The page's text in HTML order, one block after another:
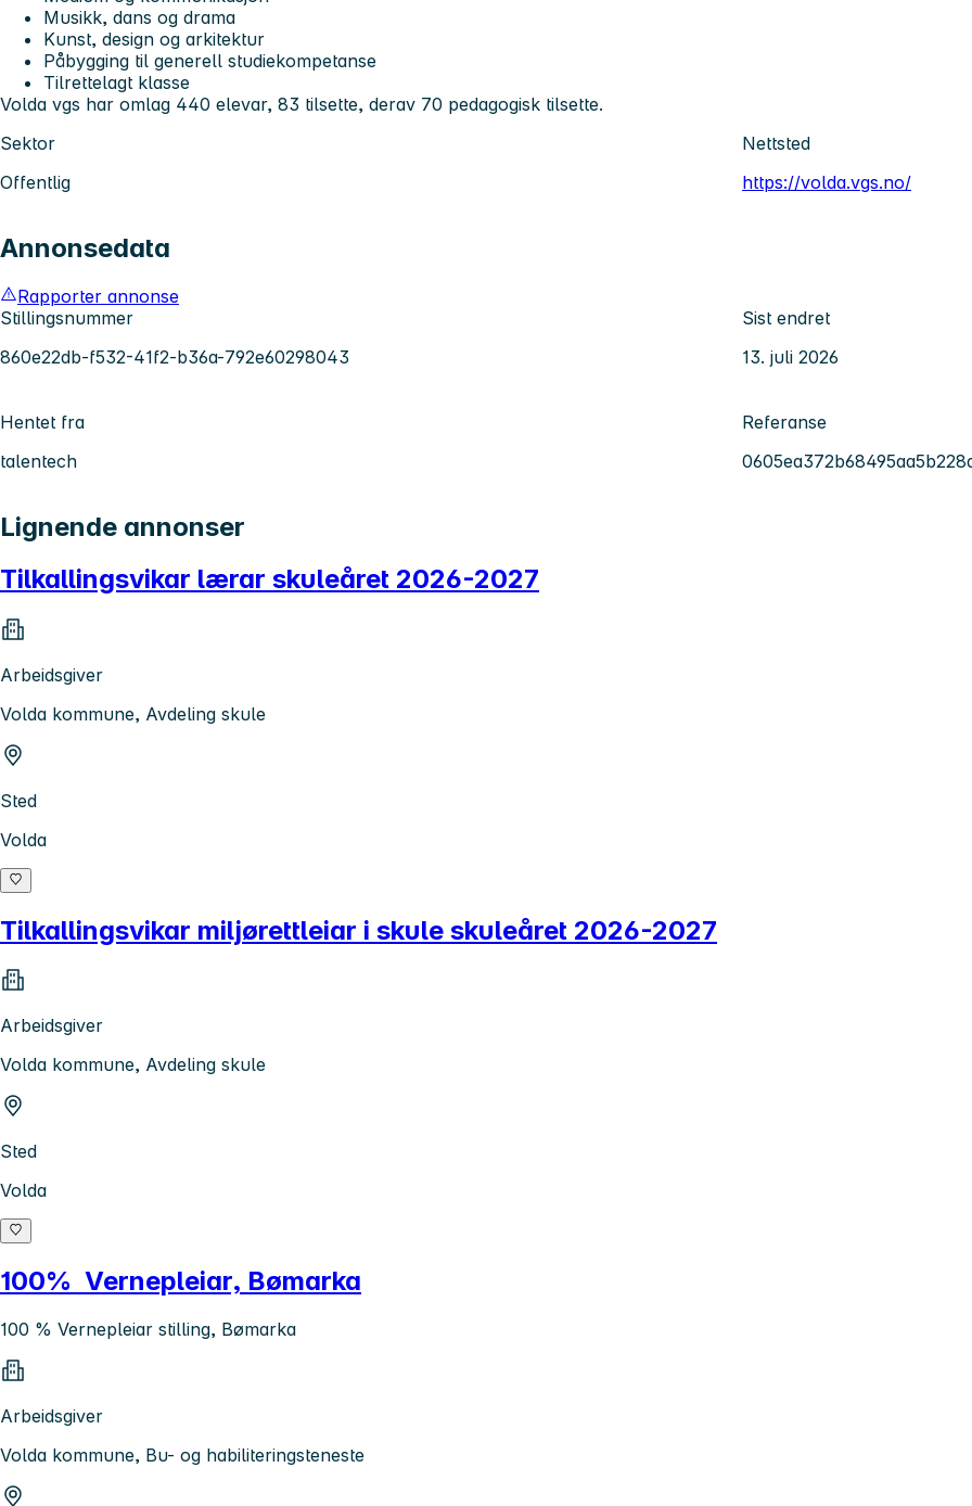
Musikk, dans og drama
Kunst, design og arkitektur
Påbygging til generell studiekompetanse
Tilrettelagt klasse
Volda vgs har omlag 440 elevar, 83 tilsette, derav 70 pedagogisk tilsette.
Sektor
Offentlig
Nettsted
https://volda.vgs.no/
Annonsedata
Rapporter annonse
Stillingsnummer
860e22db-f532-41f2-b36a-792e60298043
Sist endret
13. juli 2026
Hentet fra
talentech
Referanse
Lignende annonser
Tilkallingsvikar lærar skuleåret 2026-2027
Arbeidsgiver
Volda kommune, Avdeling skule
Sted
Volda
Tilkallingsvikar miljørettleiar i skule skuleåret 2026-2027
Arbeidsgiver
Volda kommune, Avdeling skule
Sted
Volda
100% Vernepleiar, Bømarka
100 % Vernepleiar stilling, Bømarka
Arbeidsgiver
Volda kommune, Bu- og habiliteringsteneste